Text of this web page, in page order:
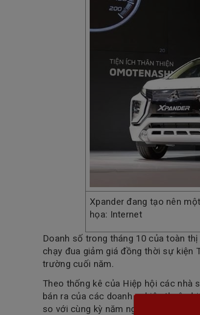
Xpander đang tạo nên
họa: Internet
Doanh số trong tháng 10 của toàn
chạy đua giảm giá đồng thời sự kiện
trường cuối năm.
Theo thống kê của Hiệp hội các nhà
bán ra của các doanh nghiệp thuộc
so với cùng kỳ năm ngoái. Một